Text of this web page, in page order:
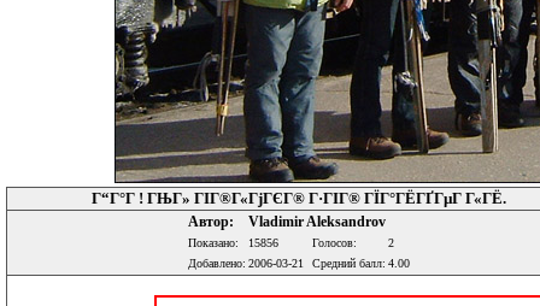
Г“Г°Г ! ГЊГ» ГІГ®Г«ГјГЄГ® Г·ГІГ® ГЇГ°ГЁГҐГµГ Г«ГЁ.
Автор: Vladimir Aleksandrov
Показано: 15856 Голосов:
2
Добавлено: 2006-03-21 Средний балл: 4.00